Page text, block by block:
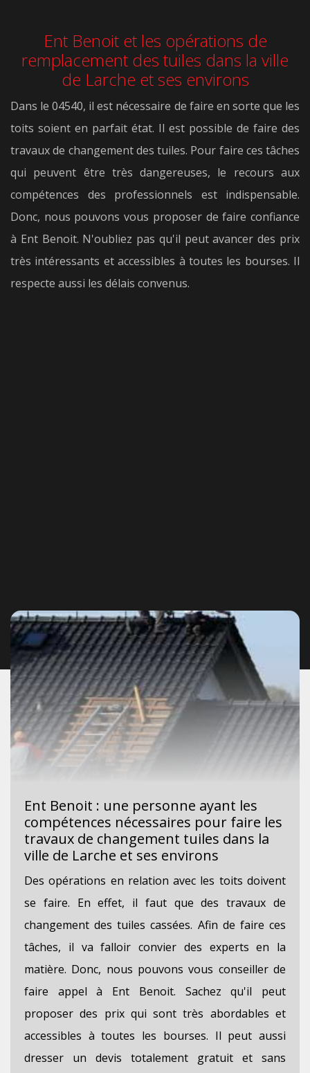
Ent Benoit et les opérations de
remplacement des tuiles dans la ville
de Larche et ses environs
Dans le 04540, il est nécessaire de faire en sorte que les
toits soient en parfait état. Il est possible de faire des
travaux de changement des tuiles. Pour faire ces tâches
qui peuvent être très dangereuses, le recours aux
compétences des professionnels est indispensable.
Donc, nous pouvons vous proposer de faire confiance
à Ent Benoit. N'oubliez pas qu'il peut avancer des prix
très intéressants et accessibles à toutes les bourses. Il
respecte aussi les délais convenus.
Ent Benoit : une personne ayant les
compétences nécessaires pour faire les
travaux de changement tuiles dans la
ville de Larche et ses environs
Des opérations en relation avec les toits doivent
se faire. En effet, il faut que des travaux de
changement des tuiles cassées. Afin de faire ces
tâches, il va falloir convier des experts en la
matière. Donc, nous pouvons vous conseiller de
faire appel à Ent Benoit. Sachez qu'il peut
proposer des prix qui sont très abordables et
accessibles à toutes les bourses. Il peut aussi
dresser un devis totalement gratuit et sans